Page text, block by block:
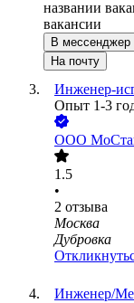
названии
вакансии
В мессенджер
На почту
Инженер-
Опыт 1-3
ООО
1.5
•
2 отзыва
Москва
Дубровка
Инженер/